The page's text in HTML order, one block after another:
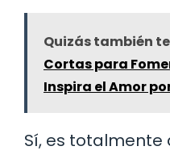
Quizás también
Cortas para
Inspira el Amor
Sí, es totalmente